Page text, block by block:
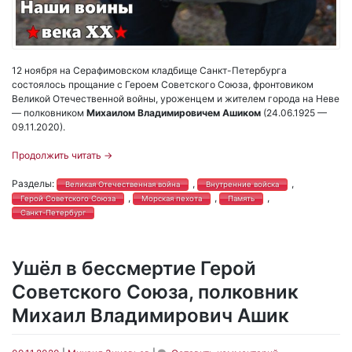
12 ноября на Серафимовском кладбище Санкт-Петербурга
состоялось прощание с Героем Советского Союза, фронтовиком
Великой Отечественной войны, уроженцем и жителем города на Неве
— полковником Михаилом Владимировичем Ашиком (24.06.1925 —
09.11.2020).
Продолжить читать →
Разделы: Великая Отечественная война , Внутренние войска ,
Герой Советского Союза , Морская пехота , Память ,
Санкт-Петербург
Ушёл в бессмертие Герой
Советского Союза, полковник
Михаил Владимирович Ашик